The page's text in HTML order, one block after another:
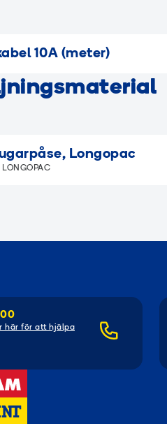
10A (meter)
Longopac
LONGOPAC
här för att hjälpa